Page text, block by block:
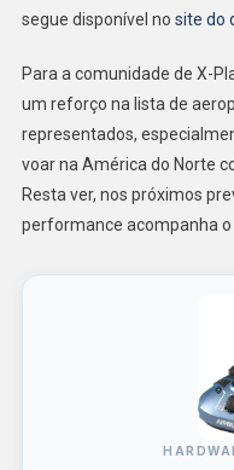
segue disponível no site do
Para a comunidade de X-
um reforço na lista de
representados,
voar na América do Norte
Resta ver, nos próximos
performance acompanha o